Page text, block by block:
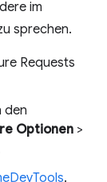
im
sprechen.
Requests
den
Optionen >
.